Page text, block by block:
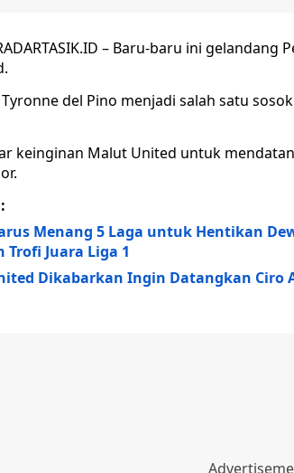
– Baru-baru ini
del Pino menjadi salah satu
keinginan Malut United untuk
Menang 5 Laga untuk Hentikan
Trofi Juara Liga 1
Dikabarkan Ingin Datangkan Ciro